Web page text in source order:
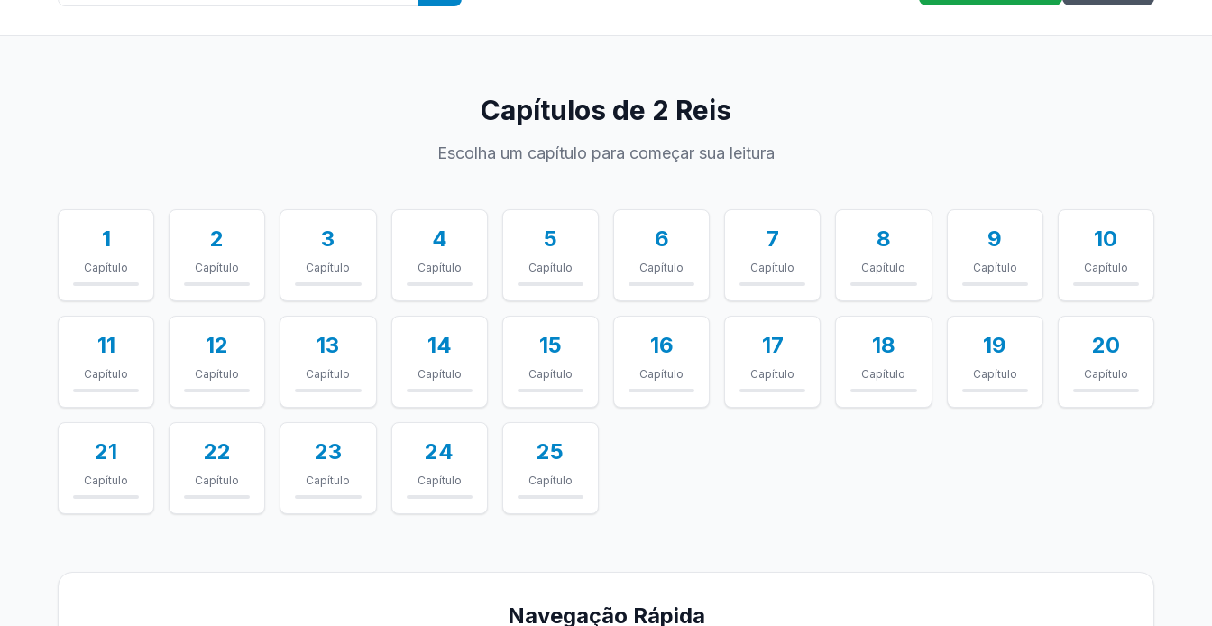
Capítulos de 2 Reis
Escolha um capítulo para começar sua leitura
1
Capítulo
2
Capítulo
3
Capítulo
4
Capítulo
5
Capítulo
6
Capítulo
7
Capítulo
8
Capítulo
9
Capítulo
10
Capítulo
11
Capítulo
12
Capítulo
13
Capítulo
14
Capítulo
15
Capítulo
16
Capítulo
17
Capítulo
18
Capítulo
19
Capítulo
20
Capítulo
21
Capítulo
22
Capítulo
23
Capítulo
24
Capítulo
25
Capítulo
Navegação Rápida